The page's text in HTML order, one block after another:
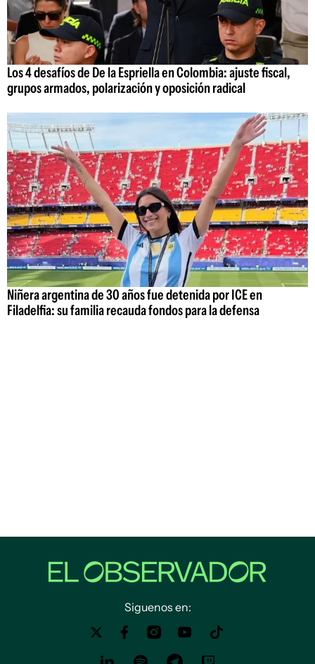
Los 4 desafíos de De la Espriella en Colombia: ajuste fiscal,
grupos armados, polarización y oposición radical
Niñera argentina de 30 años fue detenida por ICE en
Filadelfia: su familia recauda fondos para la defensa
Siguenos en: